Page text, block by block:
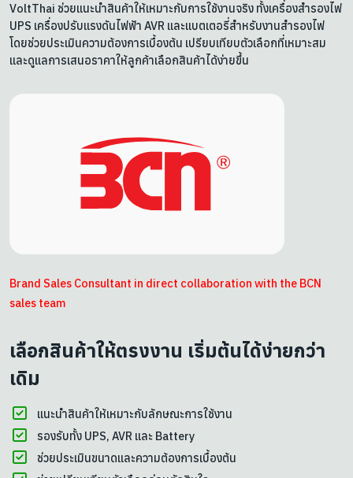
VoltThai ช่วยแนะนำสินค้าให้เหมาะกับการใช้งานจริง ทั้งเครื่องสำรองไฟ
UPS เครื่องปรับแรงดันไฟฟ้า AVR และแบตเตอรี่สำหรับงานสำรองไฟ
โดยช่วยประเมินความต้องการเบื้องต้น เปรียบเทียบตัวเลือกที่เหมาะสม
และดูแลการเสนอราคาให้ลูกค้าเลือกสินค้าได้ง่ายขึ้น
Brand Sales Consultant in direct collaboration with the BCN
sales team
เลือกสินค้าให้ตรงงาน เริ่มต้นได้ง่ายกว่า
เดิม
แนะนำสินค้าให้เหมาะกับลักษณะการใช้งาน
รองรับทั้ง UPS, AVR และ Battery
ช่วยประเมินขนาดและความต้องการเบื้องต้น